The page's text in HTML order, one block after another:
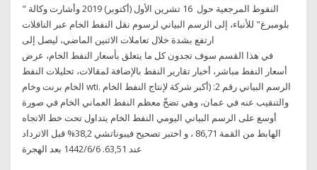
النفوط المرجعية حول 16 تشرين الأول (أكتوبر) 2019 وأشارت وكالة "​
بلومبرغ​" للأنباء، إلى الرسم البياني لرسوم نقل ​النفط الخام​ عبر الناقلات
في هذا القسم سوف تجدون كل ما يتعلق بأسعار النفط الخام، عرض
أسعار النفط مباشر، أخبار تقارير النفط بالإضافة لمقالات، تحليلات النفط
الخام برنت وخام wti. الرسم البياني رقم 2: (أكبر شركة لإنتاج النفط الخام
والتنقيب عنه في عمان، وهي تضخّ معظم النفط العماني الخام في صورة
أوسع على الرسم البياني اليومي النفط الخام يتداول تحت خط الاتجاه
الهابط من القمة 86,71 ، و اختبر تصحيح فيبوناتشي 38,2% قبل الاترداد
عند 63,51. 6‏‏/6‏‏/1442 بعد الهجرة